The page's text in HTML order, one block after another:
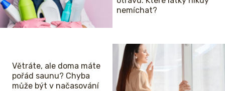
nemíchat?
Větráte, ale doma máte
pořád saunu? Chyba
může být v načasování